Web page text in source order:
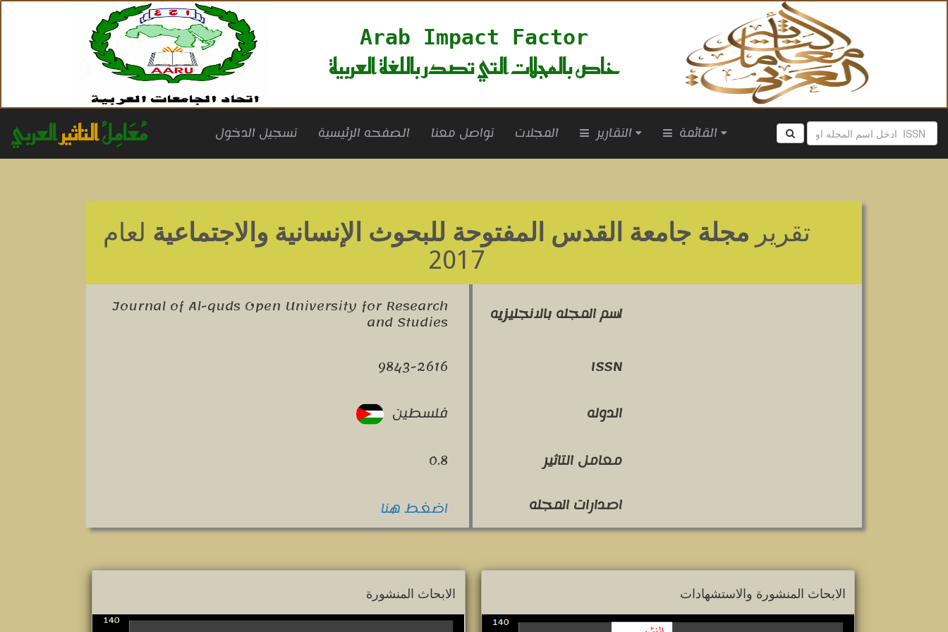
Arab Impact Factor
خاص بالمجلات التي تصدر باللغة العربية
مُعَامِلُالتاثيرالعربي تسجيل الدخول الصفحه الرئيسية تواصل معنا المجلات التقارير القائمة
تقرير مجلة جامعة القدس المفتوحة للبحوث الإنسانية والاجتماعية لعام
2017
اسم المجله بالانجليزيه Journal of Al-quds Open University for Research
and Studies
ISSN
9843-2616
الدوله
فلسطين
معامل التاثير
0.8
اصدارات المجله
اضغط هنا
الابحاث المنشورة الابحاث المنشورة والاستشهادات